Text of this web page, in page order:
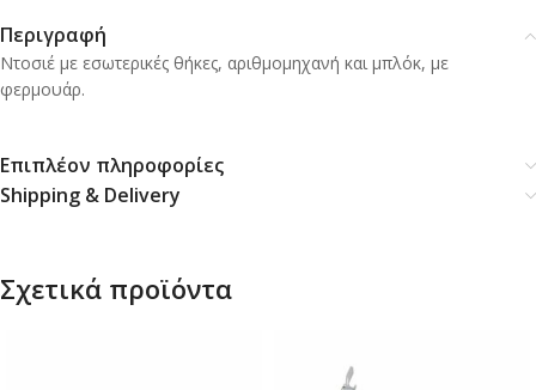
Περιγραφή
Ντοσιέ με εσωτερικές θήκες, αριθμομηχανή και μπλόκ, με
φερμουάρ.
Επιπλέον πληροφορίες
Shipping & Delivery
Σχετικά προϊόντα